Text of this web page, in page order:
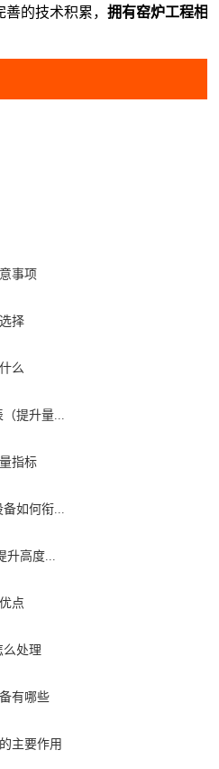
善的技术积累，拥有窑炉工程相
事项
择
么
提升量...
指标
如何衔...
升高度...
点
么处理
有哪些
主要作用